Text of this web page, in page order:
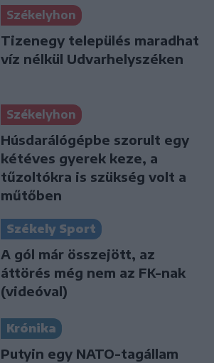
Székelyhon
Tizenegy település maradhat
víz nélkül Udvarhelyszéken
Székelyhon
Húsdarálógépbe szorult egy
kétéves gyerek keze, a
tűzoltókra is szükség volt a
műtőben
Székely Sport
A gól már összejött, az
áttörés még nem az FK-nak
(videóval)
Krónika
Putyin egy NATO-tagállam